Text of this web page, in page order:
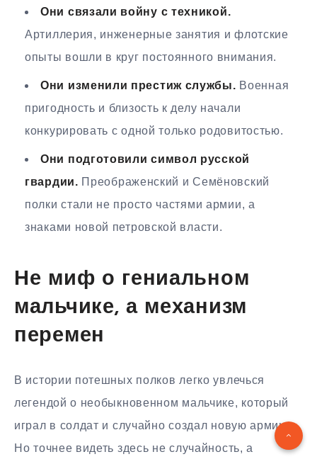
Они связали войну с техникой.
Артиллерия, инженерные занятия и флотские
опыты вошли в круг постоянного внимания.
Они изменили престиж службы. Военная
пригодность и близость к делу начали
конкурировать с одной только родовитостью.
Они подготовили символ русской
гвардии. Преображенский и Семёновский
полки стали не просто частями армии, а
знаками новой петровской власти.
Не миф о гениальном
мальчике, а механизм
перемен
В истории потешных полков легко увлечься
легендой о необыкновенном мальчике, который
играл в солдат и случайно создал новую армию.
Но точнее видеть здесь не случайность, а